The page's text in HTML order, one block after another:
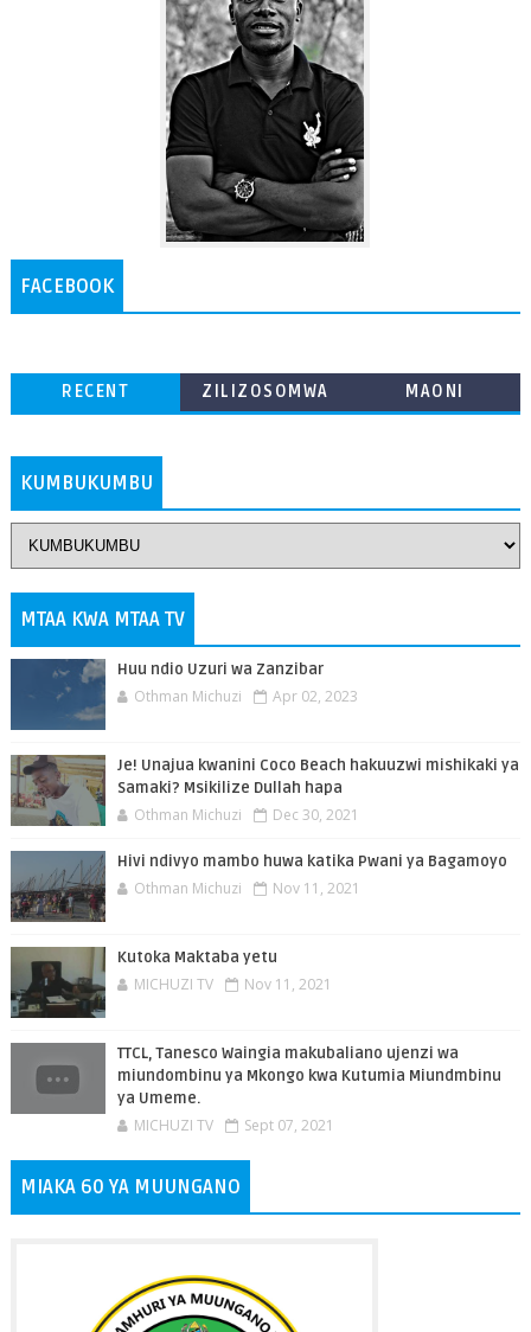
FACEBOOK
RECENT
ZILIZOSOMWA
MAONI
KUMBUKUMBU
MTAA KWA MTAA TV
Huu ndio Uzuri wa Zanzibar
Othman Michuzi Apr 02, 2023
Je! Unajua kwanini Coco Beach hakuuzwi mishikaki ya
Samaki? Msikilize Dullah hapa
Othman Michuzi Dec 30, 2021
Hivi ndivyo mambo huwa katika Pwani ya Bagamoyo
Othman Michuzi Nov 11, 2021
Kutoka Maktaba yetu
MICHUZI TV Nov 11, 2021
TTCL, Tanesco Waingia makubaliano ujenzi wa
miundombinu ya Mkongo kwa Kutumia Miundmbinu
ya Umeme.
MICHUZI TV Sept 07, 2021
MIAKA 60 YA MUUNGANO